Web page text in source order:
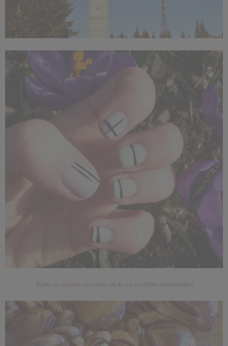
Като за първи път мисля,че се получи прилично!